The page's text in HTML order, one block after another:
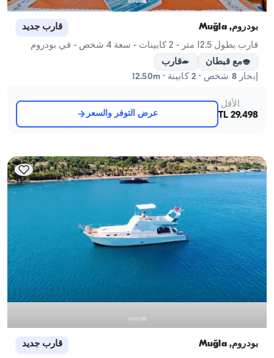
بودروم, Muğla قارب جديد
قارب بطول 12.5 متر - 2 كابينات - سعة 4 شخص - في بودروم
مع قبطان
قارب
إبحار 8 شخص · 2 كابينة · 12.50m
الأقل
29.498 TL
عرض التوفر والسعر
بودروم, Muğla قارب جديد